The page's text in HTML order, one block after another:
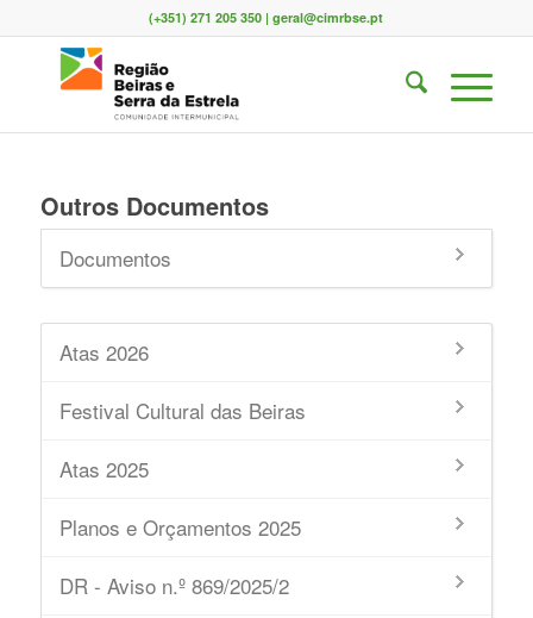
(+351) 271 205 350 | geral@cimrbse.pt
Outros Documentos
Documentos
Atas 2026
Festival Cultural das Beiras
Atas 2025
Planos e Orçamentos 2025
DR - Aviso n.º 869/2025/2